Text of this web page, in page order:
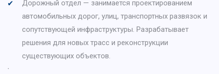
Дорожный отдел — занимается проектированием
автомобильных дорог, улиц, транспортных развязок и
сопутствующей инфраструктуры. Разрабатывает
решения для новых трасс и реконструкции
существующих объектов.
∙